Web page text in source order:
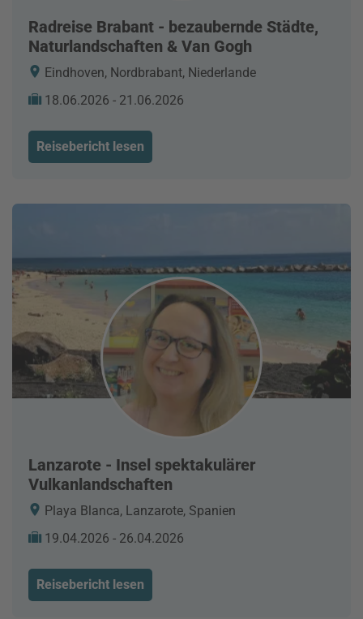
Radreise Brabant - bezaubernde Städte,
Naturlandschaften & Van Gogh
Eindhoven, Nordbrabant, Niederlande
18.06.2026 - 21.06.2026
Reisebericht lesen
Lanzarote - Insel spektakulärer
Vulkanlandschaften
Playa Blanca, Lanzarote, Spanien
19.04.2026 - 26.04.2026
Reisebericht lesen